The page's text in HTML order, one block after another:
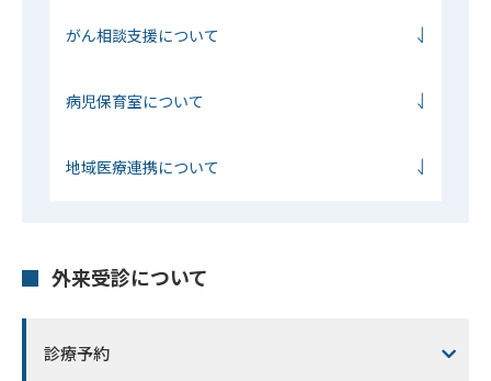
がん相談支援について
病児保育室について
地域医療連携について
外来受診について
診療予約